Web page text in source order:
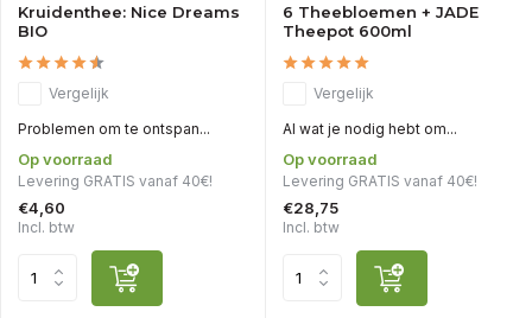
Kruidenthee: Nice Dreams
BIO
Vergelijk
Problemen om te ontspan...
Op voorraad
Levering GRATIS vanaf 40€!
€4,60
Incl. btw
6 Theebloemen + JADE
Theepot 600ml
Vergelijk
Al wat je nodig hebt om...
Op voorraad
Levering GRATIS vanaf 40€!
€28,75
Incl. btw